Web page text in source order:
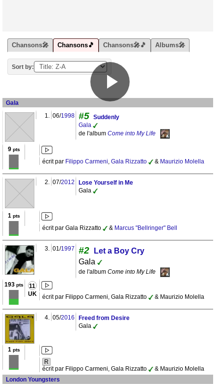
Chansons🎤 Chansons🎵 Chansons🎤🎵 Albums🎤
Sort by:
Gala
1. 06/1998 #5 Suddenly
Gala
de l'album Come into My Life
9pts
écrit par Filippo Carmeni, Gala Rizzatto & Maurizio Molella
2. 07/2012
Lose Yourself in Me
Gala
1pts
écrit par Gala Rizzatto & Marcus "Bellringer" Bell
3. 01/1997 #2
Let a Boy Cry
Gala
de l'album Come into My Life
193pts 11
UK écrit par Filippo Carmeni, Gala Rizzatto & Maurizio Molella
4. 05/2016
Freed from Desire
Gala
1pts
R
écrit par Filippo Carmeni, Gala Rizzatto
& Maurizio Molella
London Youngsters